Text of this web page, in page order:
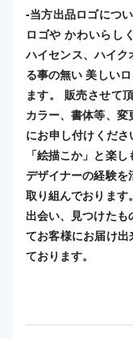
-当方出品ロゴにつ
ロゴや かわいらし
ハイセンス、ハイ
る事の無い 美しい
ます。 販売させて
カラー、書体等、
にお申し付けくだ
「絵描こか」と楽
デザイナーの経験を
取り組んでおります
出会い、見つけた
てお客様にお届け
ております。